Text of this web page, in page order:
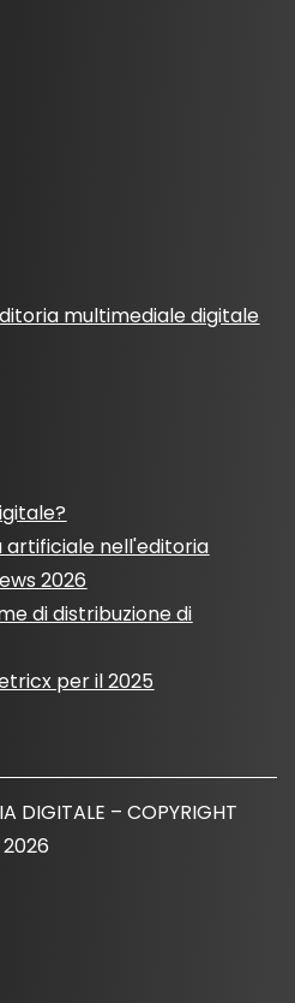
multimediale digitale
artificiale nell'editoria
2026
di distribuzione di
per il 2025
DIGITALE – COPYRIGHT
2026